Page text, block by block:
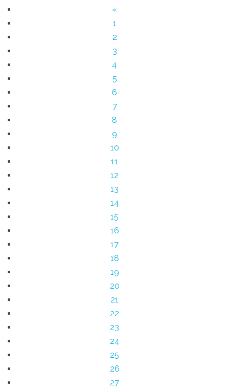
«
1
2
3
4
5
6
7
8
9
10
11
12
13
14
15
16
17
18
19
20
21
22
23
24
25
26
27